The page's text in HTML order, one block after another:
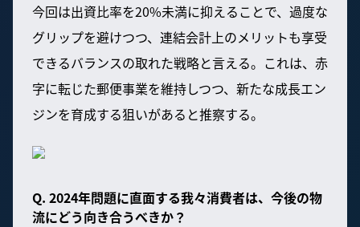
今回は出資比率を20%未満に抑えることで、過度な
グリップを避けつつ、連結会計上のメリットも享受
できるバランスの取れた戦略と言える。これは、赤
字に転じた郵便事業を維持しつつ、新たな成長エン
ジンを育成する狙いがあると推察する。
Q. 2024年問題に直面する我々消費者は、今後の物
流にどう向き合うべきか？